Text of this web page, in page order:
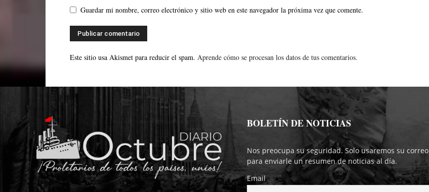
Guardar mi nombre, correo electrónico y sitio web en este navegador la próxima vez que comente.
Este sitio usa Akismet para reducir el spam. Aprende cómo se procesan los datos de tus comentarios.
BOLETÍN DE NOTICIAS
Nos preocupa su seguridad. Solo usaremos su correo
para enviarle un resumen de noticias al día.
Email